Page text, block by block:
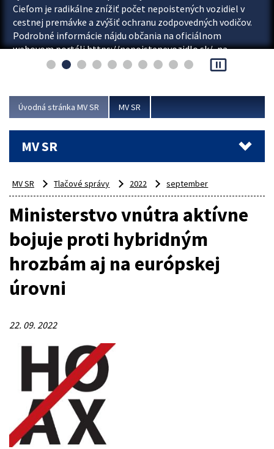
Cieľom je radikálne znížiť počet nepoistených vozidiel v
cestnej premávke a zvýšiť ochranu zodpovedných vodičov.
Podrobné informácie nájdu občania na oficiálnom
webovom portáli https://nepoistenevozidlo.sk/, na
ktorom od augusta pribudne aj možnosť overiť si...
pause_presentation
Úvodná stránka MV SR MV SR
MV SR
MV SR Tlačové správy 2022 september
Ministerstvo vnútra aktívne
bojuje proti hybridným
hrozbám aj na európskej
úrovni
22. 09. 2022